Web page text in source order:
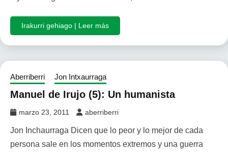
Irakurri gehiago | Leer más
Aberriberri Jon Intxaurraga
Manuel de Irujo (5): Un humanista
marzo 23, 2011 aberriberri
Jon Inchaurraga Dicen que lo peor y lo mejor de cada
persona sale en los momentos extremos y una guerra